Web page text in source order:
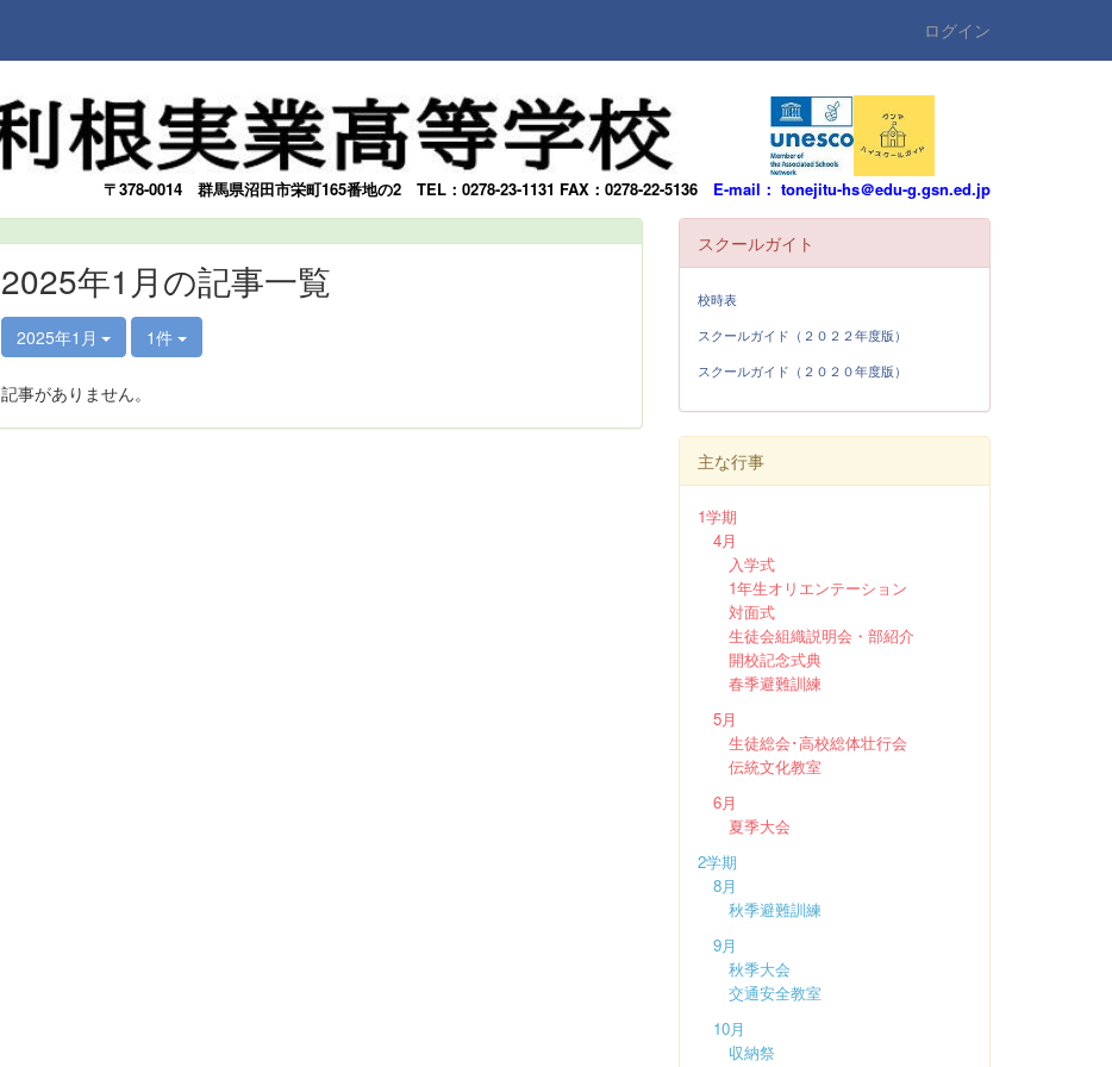
ログイン
〒378-0014 群馬県沼田市栄町165番地の2 TEL：0278-23-1131 FAX：0278-22-5136 E-mail： tonejitu-hs＠edu-g.gsn.ed.jp
2025年1月の記事一覧
2025年1月 1件
記事がありません。
スクールガイト
校時表
スクールガイド（２０２２年度版）
スクールガイド（２０２０年度版）
主な行事
1学期
4月
入学式
1年生オリエンテーション
対面式
生徒会組織説明会・部紹介
開校記念式典
春季避難訓練
5月
生徒総会･高校総体壮行会
伝統文化教室
6月
夏季大会
2学期
8月
秋季避難訓練
9月
秋季大会
交通安全教室
10月
収納祭